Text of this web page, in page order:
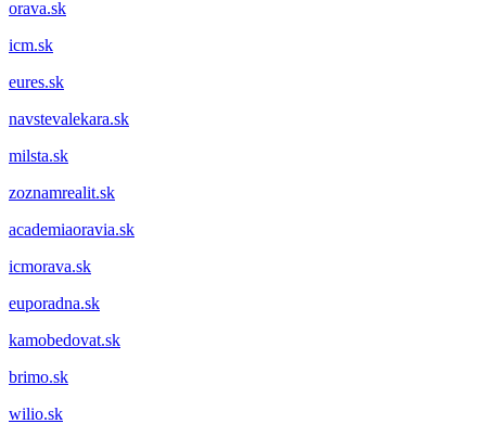
orava.sk
icm.sk
eures.sk
navstevalekara.sk
milsta.sk
zoznamrealit.sk
academiaoravia.sk
icmorava.sk
euporadna.sk
kamobedovat.sk
brimo.sk
wilio.sk